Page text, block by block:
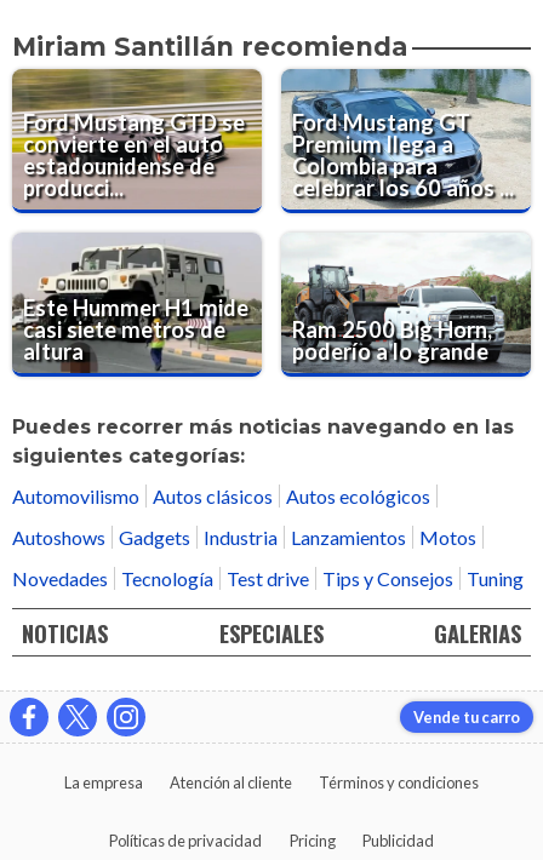
Miriam Santillán recomienda
Ford Mustang GTD se
convierte en el auto
estadounidense de
producci...
Ford Mustang GT
Premium llega a
Colombia para
celebrar los 60 años ...
Este Hummer H1 mide
casi siete metros de
altura
Ram 2500 Big Horn,
poderío a lo grande
Puedes recorrer más noticias navegando en las
siguientes categorías:
Automovilismo Autos clásicos
Autos ecológicos
Autoshows
Gadgets Industria Lanzamientos
Motos
Novedades
Tecnología Test drive Tips y Consejos Tuning
NOTICIAS ESPECIALES GALERIAS
Vende tu carro
La empresa Atención al cliente Términos y condiciones
Políticas de privacidad Pricing Publicidad